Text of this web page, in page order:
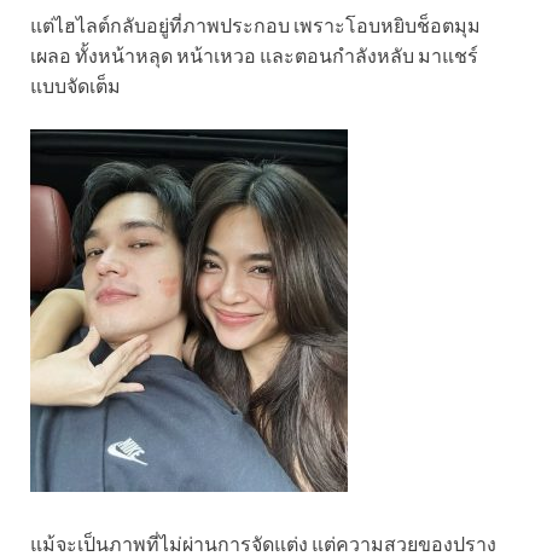
แต่ไฮไลต์กลับอยู่ที่ภาพประกอบ เพราะโอบหยิบช็อตมุม
เผลอ ทั้งหน้าหลุด หน้าเหวอ และตอนกำลังหลับ มาแชร์
แบบจัดเต็ม
แม้จะเป็นภาพที่ไม่ผ่านการจัดแต่ง แต่ความสวยของปราง